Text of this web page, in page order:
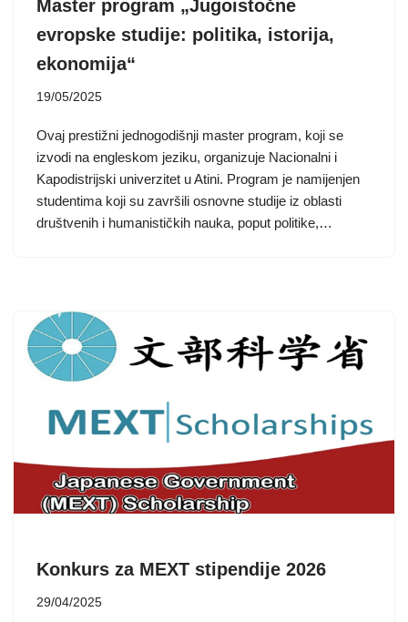
Master program „Jugoistočne
evropske studije: politika, istorija,
ekonomija“
19/05/2025
Ovaj prestižni jednogodišnji master program, koji se
izvodi na engleskom jeziku, organizuje Nacionalni i
Kapodistrijski univerzitet u Atini. Program je namijenjen
studentima koji su završili osnovne studije iz oblasti
društvenih i humanističkih nauka, poput politike,…
Konkurs za MEXT stipendije 2026
29/04/2025